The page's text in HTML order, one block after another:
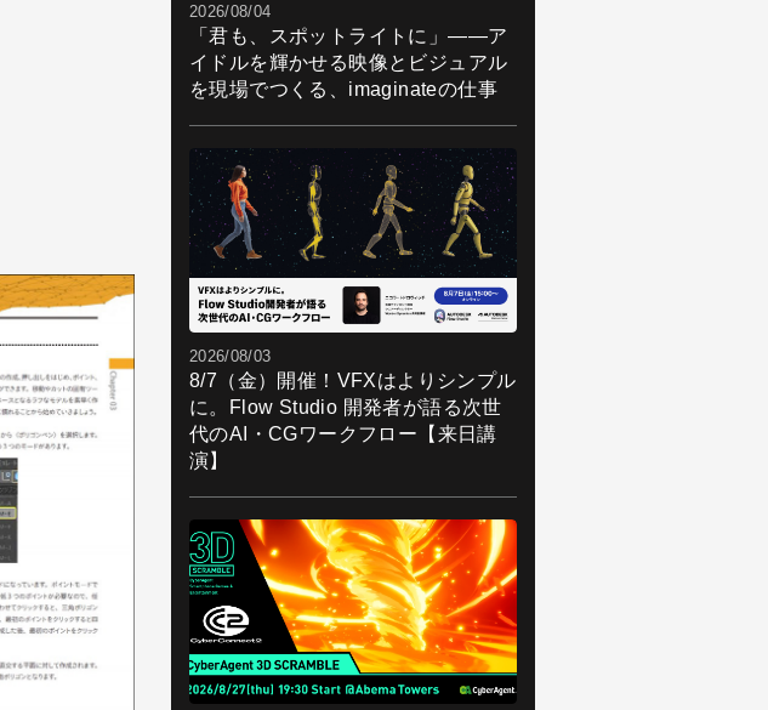
2026/08/04
「君も、スポットライトに」――ア
イドルを輝かせる映像とビジュアル
を現場でつくる、imaginateの仕事
2026/08/03
8/7（金）開催！VFXはよりシンプル
に。Flow Studio 開発者が語る次世
代のAI・CGワークフロー【来日講
演】